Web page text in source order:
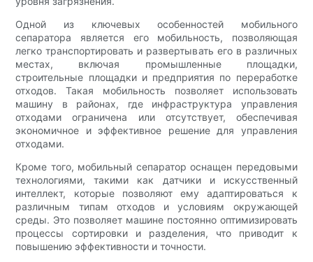
Одной из ключевых особенностей мобильного
сепаратора является его мобильность, позволяющая
легко транспортировать и развертывать его в различных
местах, включая промышленные площадки,
строительные площадки и предприятия по переработке
отходов. Такая мобильность позволяет использовать
машину в районах, где инфраструктура управления
отходами ограничена или отсутствует, обеспечивая
экономичное и эффективное решение для управления
отходами.
Кроме того, мобильный сепаратор оснащен передовыми
технологиями, такими как датчики и искусственный
интеллект, которые позволяют ему адаптироваться к
различным типам отходов и условиям окружающей
среды. Это позволяет машине постоянно оптимизировать
процессы сортировки и разделения, что приводит к
повышению эффективности и точности.